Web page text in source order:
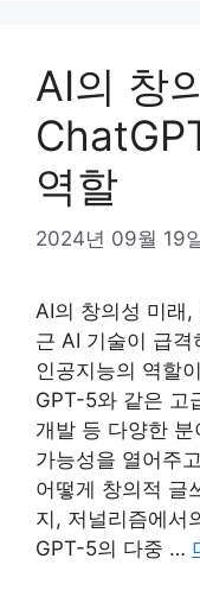
AI의 창
역할
2024년 09월 19
AI의 창의성 미래
근 AI 기술이 급
인공지능의 역할
GPT-5와 같은 고
개발 등 다양한
가능성을 열어주
어떻게 창의적 글
지, 저널리즘에서
GPT-5의 다중 …